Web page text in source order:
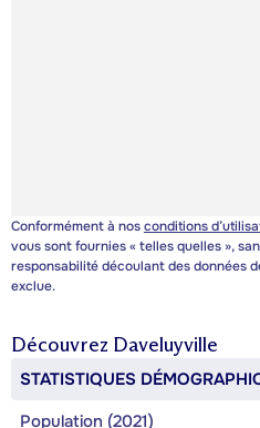
Conformément à nosconditions
vous sont fournies « telles quelles »,
responsabilité découlant des données
exclue.
Découvrez Daveluyville
STATISTIQUES
Population (2021)